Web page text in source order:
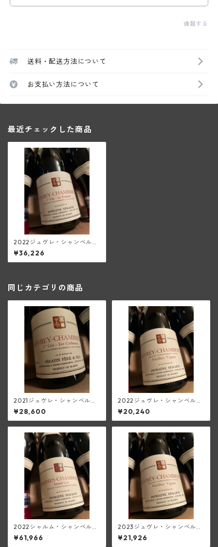
通報する
送料・配送方法について
お支払い方法について
最近チェックした商品
2022ジュヴレ・シャンベルタ
ン1級ル・フォントニー(セラフ
ァン)
¥36,226
同じカテゴリの商品
2021ジュヴレ・シャンベルタ
ン1級レ・コルボー(セラファ
ン)
¥28,600
2022ジュヴレ・シャンベルタ
ンV.V.(セラファン)
¥20,240
2022シャルム・シャンベルタ
ン・グラン・クリュ(セラファ
ン)
¥61,966
2023ジュヴレ・シャンベルタ
ンV.V.(セラファン)
¥21,926